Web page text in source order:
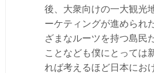
後、大衆向けの一大観光
ーケティングが進められ
ざまなルーツを持つ島民
ことなども僕にとっては
れば考えるほど日本にお